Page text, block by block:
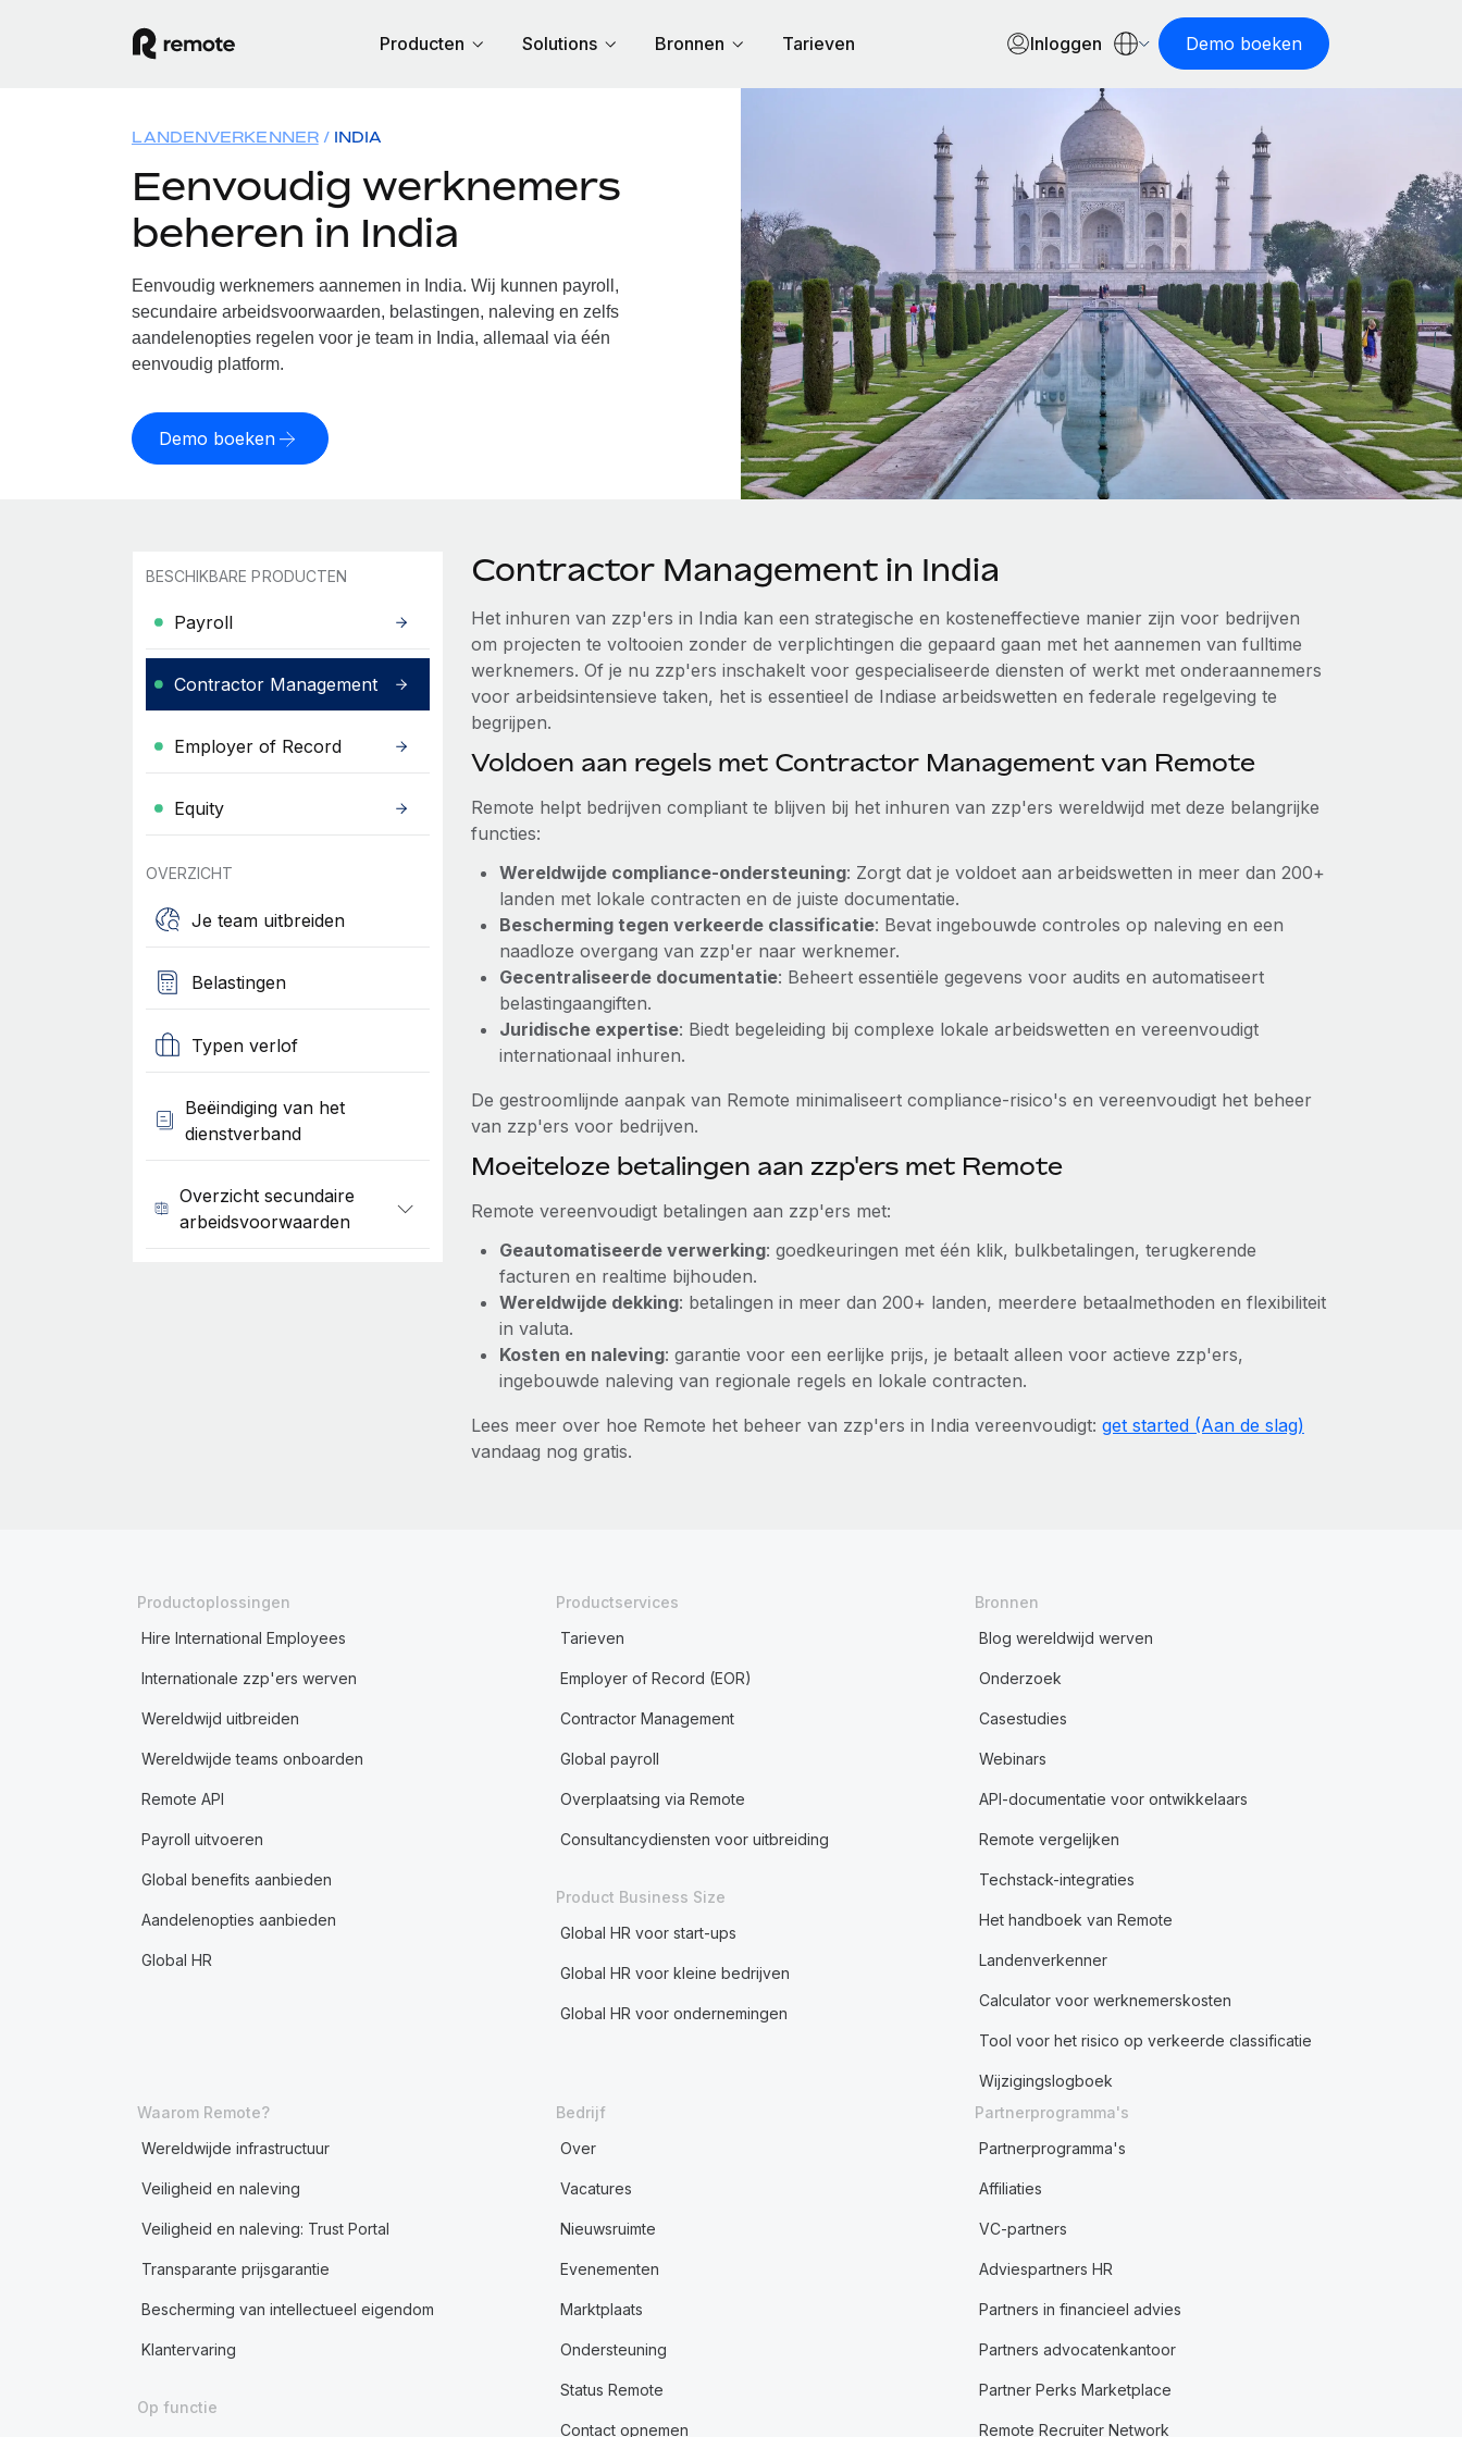
Producten Solutions Bronnen Tarieven Inloggen Demo boeken
LANDENVERKENNER INDIA
Eenvoudig werknemers
beheren in India
Eenvoudig werknemers aannemen in India. Wij kunnen payroll,
secundaire arbeidsvoorwaarden, belastingen, naleving en zelfs
aandelenopties regelen voor je team in India, allemaal via één
eenvoudig platform.
Demo boeken
BESCHIKBARE PRODUCTEN
Payroll
Contractor Management
Employer of Record
Equity
OVERZICHT
Je team uitbreiden
Belastingen
Typen verlof
Beëindiging van het
dienstverband
Overzicht secundaire
arbeidsvoorwaarden
Contractor Management in India
Het inhuren van zzp'ers in India kan een strategische en kosteneffectieve manier zijn voor bedrijven
om projecten te voltooien zonder de verplichtingen die gepaard gaan met het aannemen van fulltime
werknemers. Of je nu zzp'ers inschakelt voor gespecialiseerde diensten of werkt met onderaannemers
voor arbeidsintensieve taken, het is essentieel de Indiase arbeidswetten en federale regelgeving te
begrijpen.
Voldoen aan regels met Contractor Management van Remote
Remote helpt bedrijven compliant te blijven bij het inhuren van zzp'ers wereldwijd met deze belangrijke
functies:
Wereldwijde compliance-ondersteuning: Zorgt dat je voldoet aan arbeidswetten in meer dan 200+
landen met lokale contracten en de juiste documentatie.
Bescherming tegen verkeerde classificatie: Bevat ingebouwde controles op naleving en een
naadloze overgang van zzp'er naar werknemer.
Gecentraliseerde documentatie: Beheert essentiële gegevens voor audits en automatiseert
belastingaangiften.
Juridische expertise: Biedt begeleiding bij complexe lokale arbeidswetten en vereenvoudigt
internationaal inhuren.
De gestroomlijnde aanpak van Remote minimaliseert compliance-risico's en vereenvoudigt het beheer
van zzp'ers voor bedrijven.
Moeiteloze betalingen aan zzp'ers met Remote
Remote vereenvoudigt betalingen aan zzp'ers met:
Geautomatiseerde verwerking: goedkeuringen met één klik, bulkbetalingen, terugkerende
facturen en realtime bijhouden.
Wereldwijde dekking: betalingen in meer dan 200+ landen, meerdere betaalmethoden en flexibiliteit
in valuta.
Kosten en naleving: garantie voor een eerlijke prijs, je betaalt alleen voor actieve zzp'ers,
ingebouwde naleving van regionale regels en lokale contracten.
Lees meer over hoe Remote het beheer van zzp'ers in India vereenvoudigt: get started (Aan de slag)
vandaag nog gratis.
Productoplossingen
Hire International Employees
Internationale zzp'ers werven
Wereldwijd uitbreiden
Wereldwijde teams onboarden
Remote API
Payroll uitvoeren
Global benefits aanbieden
Aandelenopties aanbieden
Global HR
Productservices
Tarieven
Employer of Record (EOR)
Contractor Management
Global payroll
Overplaatsing via Remote
Consultancydiensten voor uitbreiding
Product Business Size
Global HR voor start-ups
Global HR voor kleine bedrijven
Global HR voor ondernemingen
Bronnen
Blog wereldwijd werven
Onderzoek
Casestudies
Webinars
API-documentatie voor ontwikkelaars
Remote vergelijken
Techstack-integraties
Het handboek van Remote
Landenverkenner
Calculator voor werknemerskosten
Tool voor het risico op verkeerde classificatie
Wijzigingslogboek
Waarom Remote?
Wereldwijde infrastructuur
Veiligheid en naleving
Veiligheid en naleving: Trust Portal
Transparante prijsgarantie
Bescherming van intellectueel eigendom
Klantervaring
Op functie
Bedrijf
Over
Vacatures
Nieuwsruimte
Evenementen
Marktplaats
Ondersteuning
Status Remote
Contact opnemen
Partnerprogramma's
Partnerprogramma's
Affiliaties
VC-partners
Adviespartners HR
Partners in financieel advies
Partners advocatenkantoor
Partner Perks Marketplace
Remote Recruiter Network